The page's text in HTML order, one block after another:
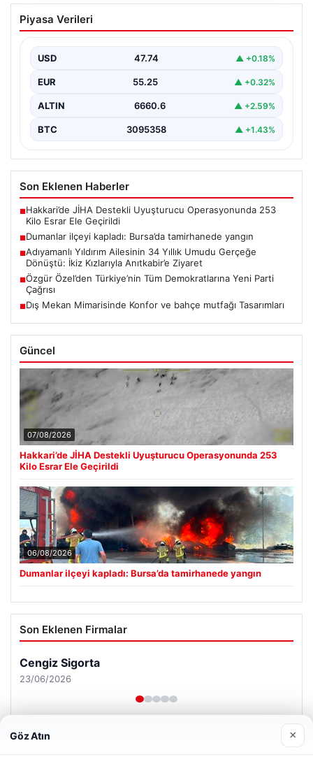
Dumanlar ilçeyi kapladı: Bursa’da
tamirhanede yangın
Piyasa Verileri
USD 47.74 ▲ +0.18%
EUR 55.25 ▲ +0.32%
ALTIN 6660.6 ▲ +2.59%
BTC 3095358 ▲ +1.43%
Son Eklenen Haberler
■Hakkari’de JİHA Destekli Uyuşturucu Operasyonunda 253
Kilo Esrar Ele Geçirildi
■Dumanlar ilçeyi kapladı: Bursa’da tamirhanede yangın
■Adıyamanlı Yıldırım Ailesinin 34 Yıllık Umudu Gerçeğe
Dönüştü: İkiz Kızlarıyla Anıtkabir’e Ziyaret
■Özgür Özel’den Türkiye’nin Tüm Demokratlarına Yeni Parti
Çağrısı
■Dış Mekan Mimarisinde Konfor ve bahçe mutfağı Tasarımları
Güncel
07/08/2026
Hakkari’de JİHA Destekli Uyuşturucu Operasyonunda 253
Kilo Esrar Ele Geçirildi
06/08/2026
Dumanlar ilçeyi kapladı: Bursa’da tamirhanede yangın
Son Eklenen Firmalar
Cengiz Sigorta
23/06/2026
Göz Atın ×